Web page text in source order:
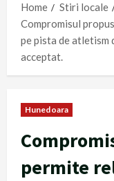
Home
Stiri locale
Compromisul
pe pista de atletism
acceptat.
Hunedoara
permite